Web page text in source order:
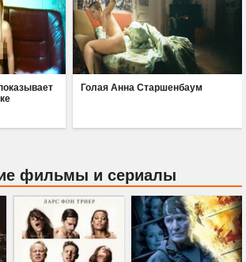
Голая Анна Старшенбаум
фильмы и сериалы